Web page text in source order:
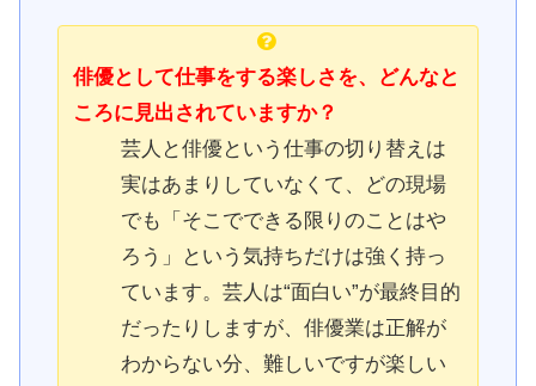
俳優として仕事をする楽しさを、どんなと
ころに見出されていますか？
芸人と俳優という仕事の切り替えは
実はあまりしていなくて、どの現場
でも「そこでできる限りのことはや
ろう」という気持ちだけは強く持っ
ています。芸人は“面白い”が最終目的
だったりしますが、俳優業は正解が
わからない分、難しいですが楽しい